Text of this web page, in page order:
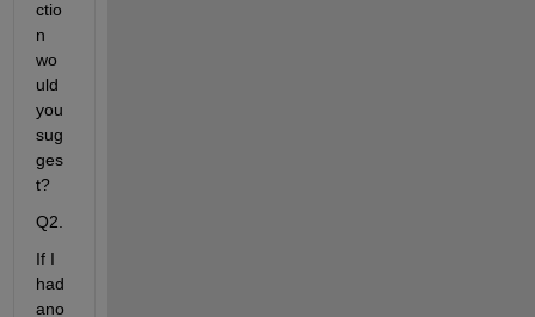
ctio
n
wo
uld
you
sug
ges
t?
Q2.
If I
had
ano